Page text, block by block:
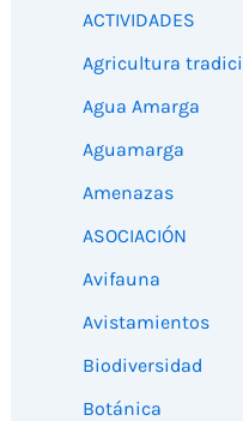
ACTIVIDADES
Agricultura
Agua Amarga
Aguamarga
Amenazas
ASOCIACIÓN
Avifauna
Avistamientos
Biodiversidad
Botánica